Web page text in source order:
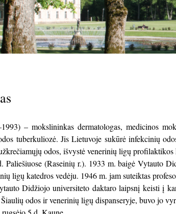
– mokslininkas dermatologas, medicinos
tuberkuliozė. JisLietuvoje sukūrė infekcinių
odos, išvystė venerinių ligų
Paliešiuose (Raseinių r.). 1933 m. baigė Vytauto
ligų katedros vedėju. 1946 m. jam suteiktas
Didžiojo universiteto daktaro laipsnį keisti į
Šiaulių odos ir venerinių ligų dispanseryje, buvo jo